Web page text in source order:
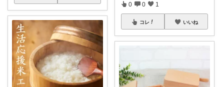
0 0 1
コレ いいね